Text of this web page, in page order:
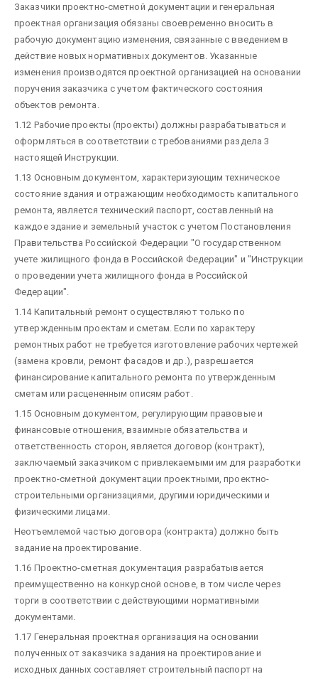
Заказчики проектно-сметной документации и генеральная
проектная организация обязаны своевременно вносить в
рабочую документацию изменения, связанные с введением в
действие новых нормативных документов. Указанные
изменения производятся проектной организацией на основании
поручения заказчика с учетом фактического состояния
объектов ремонта.
1.12 Рабочие проекты (проекты) должны разрабатываться и
оформляться в соответствии с требованиями раздела 3
настоящей Инструкции.
1.13 Основным документом, характеризующим техническое
состояние здания и отражающим необходимость капитального
ремонта, является технический паспорт, составленный на
каждое здание и земельный участок с учетом Постановления
Правительства Российской Федерации "О государственном
учете жилищного фонда в Российской Федерации" и "Инструкции
о проведении учета жилищного фонда в Российской
Федерации".
1.14 Капитальный ремонт осуществляют только по
утвержденным проектам и сметам. Если по характеру
ремонтных работ не требуется изготовление рабочих чертежей
(замена кровли, ремонт фасадов и др.), разрешается
финансирование капитального ремонта по утвержденным
сметам или расцененным описям работ.
1.15 Основным документом, регулирующим правовые и
финансовые отношения, взаимные обязательства и
ответственность сторон, является договор (контракт),
заключаемый заказчиком с привлекаемыми им для разработки
проектно-сметной документации проектными, проектно-
строительными организациями, другими юридическими и
физическими лицами.
Неотъемлемой частью договора (контракта) должно быть
задание на проектирование.
1.16 Проектно-сметная документация разрабатывается
преимущественно на конкурсной основе, в том числе через
торги в соответствии с действующими нормативными
документами.
1.17 Генеральная проектная организация на основании
полученных от заказчика задания на проектирование и
исходных данных составляет строительный паспорт на